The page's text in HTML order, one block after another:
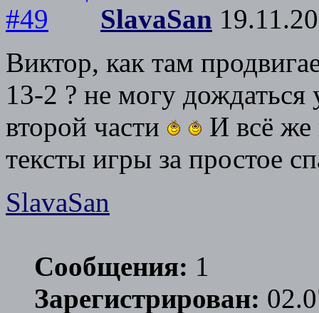
SlavaSan
Виктор, как там
13-2 ? не могу
второй части
И всё же
тексты игры за простое
SlavaSan
Сообщения: 1
Зарегистрирован: